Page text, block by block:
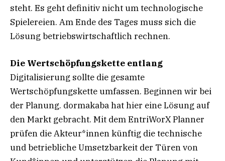
steht. Es geht definitiv nicht um technologische
Spielereien. Am Ende des Tages muss sich die
Lösung betriebswirtschaftlich rechnen.
Die Wertschöpfungskette entlang
Digitalisierung sollte die gesamte
Wertschöpfungskette umfassen. Beginnen wir bei
der Planung. dormakaba hat hier eine Lösung auf
den Markt gebracht. Mit dem EntriWorX Planner
prüfen die Akteur*innen künftig die technische
und betriebliche Umsetzbarkeit der Türen von